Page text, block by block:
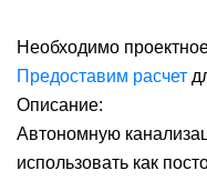
Необходимо
Предоставим расчет
Описание:
Автономную
использовать как